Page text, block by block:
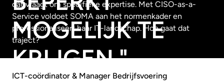
MOGELIJK TE
KRIJGEN."
dat vraagt om specifieke expertise. Met CISO-as-a-
Service voldoet SOMA aan het normenkader en
professionaliseert haar IT-landschap. Hoe gaat dat
traject?
ICT-coördinator & Manager Bedrijfsvoering